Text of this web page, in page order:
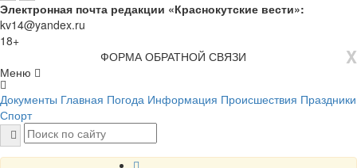
Электронная почта редакции «Краснокутские вести»:
kv14@yandex.ru
18+
X
ФОРМА ОБРАТНОЙ СВЯЗИ
Меню
Документы Главная Погода Информация Происшествия Праздники
Спорт